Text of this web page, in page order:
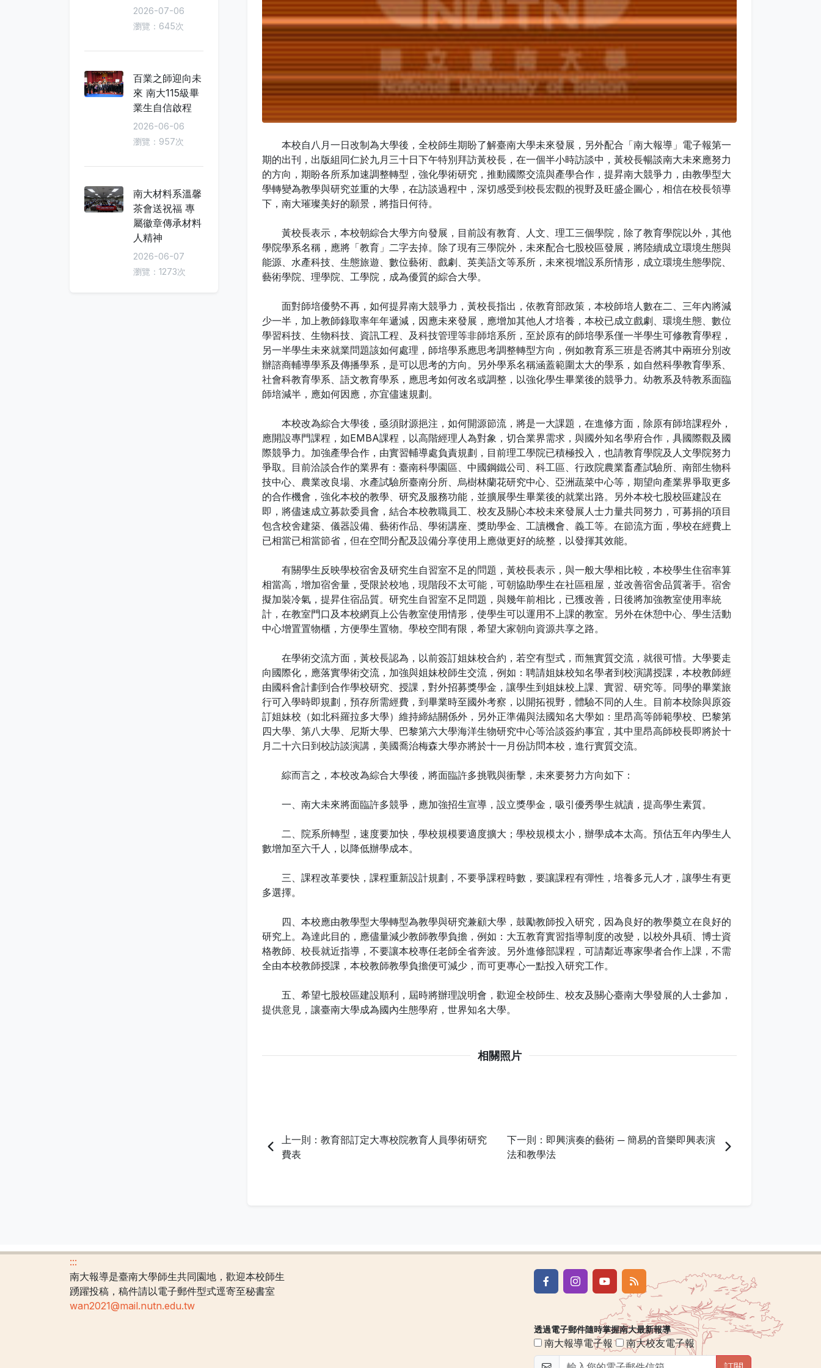
本校自八月一日改制為大學後，全校師生期盼了解臺南大學未來發展，另外配合「南大報導」電子報第一
期的出刊，出版組同仁於九月三十日下午特別拜訪黃校長，在一個半小時訪談中，黃校長暢談南大未來應努力
的方向，期盼各所系加速調整轉型，強化學術研究，推動國際交流與產學合作，提昇南大競爭力，由教學型大
學轉變為教學與研究並重的大學，在訪談過程中，深切感受到校長宏觀的視野及旺盛企圖心，相信在校長領導
下，南大璀璨美好的願景，將指日何待。
黃校長表示，本校朝綜合大學方向發展，目前設有教育、人文、理工三個學院，除了教育學院以外，其他
學院學系名稱，應將「教育」二字去掉。除了現有三學院外，未來配合七股校區發展，將陸續成立環境生態與
能源、水產科技、生態旅遊、數位藝術、戲劇、英美語文等系所，未來視增設系所情形，成立環境生態學院、
藝術學院、理學院、工學院，成為優質的綜合大學。
面對師培優勢不再，如何提昇南大競爭力，黃校長指出，依教育部政策，本校師培人數在二、三年內將減
少一半，加上教師錄取率年年遞減，因應未來發展，應增加其他人才培養，本校已成立戲劇、環境生態、數位
學習科技、生物科技、資訊工程、及科技管理等非師培系所，至於原有的師培學系僅一半學生可修教育學程，
另一半學生未來就業問題該如何處理，師培學系應思考調整轉型方向，例如教育系三班是否將其中兩班分別改
辦諮商輔導學系及傳播學系，是可以思考的方向。另外學系名稱涵蓋範圍太大的學系，如自然科學教育學系、
社會科教育學系、語文教育學系，應思考如何改名或調整，以強化學生畢業後的競爭力。幼教系及特教系面臨
師培減半，應如何因應，亦宜儘速規劃。
本校改為綜合大學後，亟須財源挹注，如何開源節流，將是一大課題，在進修方面，除原有師培課程外，
應開設專門課程，如EMBA課程，以高階經理人為對象，切合業界需求，與國外知名學府合作，具國際觀及國
際競爭力。加強產學合作，由實習輔導處負責規劃，目前理工學院已積極投入，也請教育學院及人文學院努力
爭取。目前洽談合作的業界有：臺南科學園區、中國鋼鐵公司、科工區、行政院農業畜產試驗所、南部生物科
技中心、農業改良場、水產試驗所臺南分所、烏樹林蘭花研究中心、亞洲蔬菜中心等，期望向產業界爭取更多
的合作機會，強化本校的教學、研究及服務功能，並擴展學生畢業後的就業出路。另外本校七股校區建設在
即，將儘速成立募款委員會，結合本校教職員工、校友及關心本校未來發展人士力量共同努力，可募捐的項目
包含校舍建築、儀器設備、藝術作品、學術講座、獎助學金、工讀機會、義工等。在節流方面，學校在經費上
已相當已相當節省，但在空間分配及設備分享使用上應做更好的統整，以發揮其效能。
有關學生反映學校宿舍及研究生自習室不足的問題，黃校長表示，與一般大學相比較，本校學生住宿率算
相當高，增加宿舍量，受限於校地，現階段不太可能，可朝協助學生在社區租屋，並改善宿舍品質著手。宿舍
擬加裝冷氣，提昇住宿品質。研究生自習室不足問題，與幾年前相比，已獲改善，日後將加強教室使用率統
計，在教室門口及本校網頁上公告教室使用情形，使學生可以運用不上課的教室。另外在休憩中心、學生活動
中心增置置物櫃，方便學生置物。學校空間有限，希望大家朝向資源共享之路。
在學術交流方面，黃校長認為，以前簽訂姐妹校合約，若空有型式，而無實質交流，就很可惜。大學要走
向國際化，應落實學術交流，加強與姐妹校師生交流，例如：聘請姐妹校知名學者到校演講授課，本校教師經
由國科會計劃到合作學校研究、授課，對外招募獎學金，讓學生到姐妹校上課、實習、研究等。同學的畢業旅
行可入學時即規劃，預存所需經費，到畢業時至國外考察，以開拓視野，體驗不同的人生。目前本校除與原簽
訂姐妹校（如北科羅拉多大學）維持締結關係外，另外正準備與法國知名大學如：里昂高等師範學校、巴黎第
四大學、第八大學、尼斯大學、巴黎第六大學海洋生物研究中心等洽談簽約事宜，其中里昂高師校長即將於十
月二十六日到校訪談演講，美國喬治梅森大學亦將於十一月份訪問本校，進行實質交流。
綜而言之，本校改為綜合大學後，將面臨許多挑戰與衝擊，未來要努力方向如下：
一、南大未來將面臨許多競爭，應加強招生宣導，設立獎學金，吸引優秀學生就讀，提高學生素質。
二、院系所轉型，速度要加快，學校規模要適度擴大；學校規模太小，辦學成本太高。預估五年內學生人
數增加至六千人，以降低辦學成本。
三、課程改革要快，課程重新設計規劃，不要爭課程時數，要讓課程有彈性，培養多元人才，讓學生有更
多選擇。
四、本校應由教學型大學轉型為教學與研究兼顧大學，鼓勵教師投入研究，因為良好的教學奠立在良好的
研究上。為達此目的，應儘量減少教師教學負擔，例如：大五教育實習指導制度的改變，以校外具碩、博士資
格教師、校長就近指導，不要讓本校專任老師全省奔波。另外進修部課程，可請鄰近專家學者合作上課，不需
全由本校教師授課，本校教師教學負擔便可減少，而可更專心一點投入研究工作。
五、希望七股校區建設順利，屆時將辦理說明會，歡迎全校師生、校友及關心臺南大學發展的人士參加，
提供意見，讓臺南大學成為國內生態學府，世界知名大學。
相關照片
上一則：教育部訂定大專校院教育人員學術研究
費表
下一則：即興演奏的藝術 ─ 簡易的音樂即興表演
法和教學法
2026-07-06
瀏覽：645次
百業之師迎向未
來 南大115級畢
業生自信啟程
2026-06-06
瀏覽：957次
南大材料系溫馨
茶會送祝福 專
屬徽章傳承材料
人精神
2026-06-07
瀏覽：1273次
:::
南大報導是臺南大學師生共同園地，歡迎本校師生
踴躍投稿，稿件請以電子郵件型式逕寄至秘書室
wan2021@mail.nutn.edu.tw
透過電子郵件隨時掌握南大最新報導
南大報導電子報
南大校友電子報